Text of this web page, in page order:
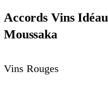
Accords Vins
Moussaka
Vins Rouges